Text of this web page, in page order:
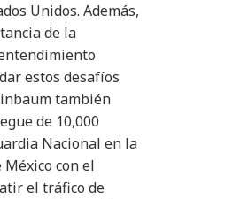
Unidos. Además,
de la
estos desafíos
también
de 10,000
Nacional en la
con el
el tráfico de